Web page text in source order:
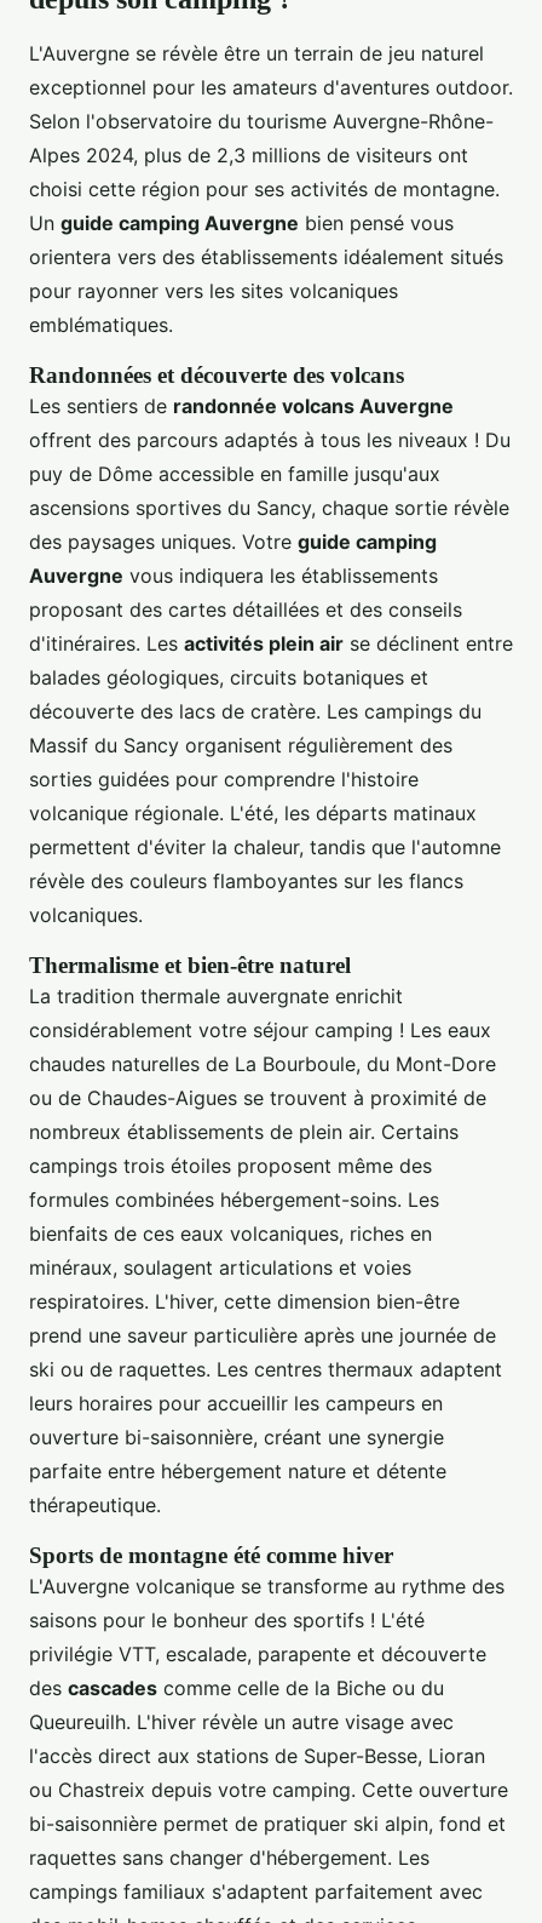
L'Auvergne se révèle être un terrain de jeu naturel
exceptionnel pour les amateurs d'aventures outdoor.
Selon l'observatoire du tourisme Auvergne-Rhône-
Alpes 2024, plus de 2,3 millions de visiteurs ont
choisi cette région pour ses activités de montagne.
Un guide camping Auvergne bien pensé vous
orientera vers des établissements idéalement situés
pour rayonner vers les sites volcaniques
emblématiques.
Randonnées et découverte des volcans
Les sentiers de randonnée volcans Auvergne
offrent des parcours adaptés à tous les niveaux ! Du
puy de Dôme accessible en famille jusqu'aux
ascensions sportives du Sancy, chaque sortie révèle
des paysages uniques. Votre guide camping
Auvergne vous indiquera les établissements
proposant des cartes détaillées et des conseils
d'itinéraires. Les activités plein air se déclinent entre
balades géologiques, circuits botaniques et
découverte des lacs de cratère. Les campings du
Massif du Sancy organisent régulièrement des
sorties guidées pour comprendre l'histoire
volcanique régionale. L'été, les départs matinaux
permettent d'éviter la chaleur, tandis que l'automne
révèle des couleurs flamboyantes sur les flancs
volcaniques.
Thermalisme et bien-être naturel
La tradition thermale auvergnate enrichit
considérablement votre séjour camping ! Les eaux
chaudes naturelles de La Bourboule, du Mont-Dore
ou de Chaudes-Aigues se trouvent à proximité de
nombreux établissements de plein air. Certains
campings trois étoiles proposent même des
formules combinées hébergement-soins. Les
bienfaits de ces eaux volcaniques, riches en
minéraux, soulagent articulations et voies
respiratoires. L'hiver, cette dimension bien-être
prend une saveur particulière après une journée de
ski ou de raquettes. Les centres thermaux adaptent
leurs horaires pour accueillir les campeurs en
ouverture bi-saisonnière, créant une synergie
parfaite entre hébergement nature et détente
thérapeutique.
Sports de montagne été comme hiver
L'Auvergne volcanique se transforme au rythme des
saisons pour le bonheur des sportifs ! L'été
privilégie VTT, escalade, parapente et découverte
des cascades comme celle de la Biche ou du
Queureuilh. L'hiver révèle un autre visage avec
l'accès direct aux stations de Super-Besse, Lioran
ou Chastreix depuis votre camping. Cette ouverture
bi-saisonnière permet de pratiquer ski alpin, fond et
raquettes sans changer d'hébergement. Les
campings familiaux s'adaptent parfaitement avec